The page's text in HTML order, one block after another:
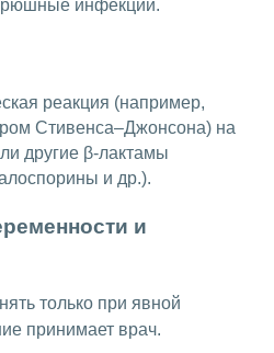
инфекции.
реакция (например,
Стивенса–Джонсона) на
другие β-лактамы
и др.).
и
только при явной
принимает врач.